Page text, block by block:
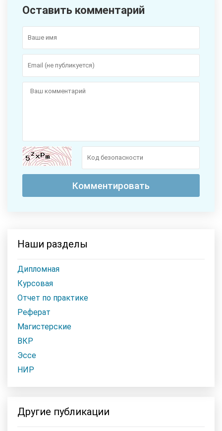
Оставить комментарий
Наши разделы
Дипломная
Курсовая
Отчет по практике
Реферат
Магистерские
ВКР
Эссе
НИР
Другие публикации